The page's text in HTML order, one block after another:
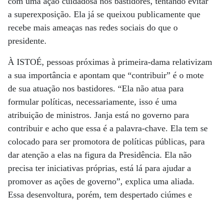
a superexposição. Ela já se queixou publicamente que
recebe mais ameaças nas redes sociais do que o
presidente.
À ISTOÉ, pessoas próximas à primeira-dama relativizam
a sua importância e apontam que “contribuir” é o mote
de sua atuação nos bastidores. “Ela não atua para
formular políticas, necessariamente, isso é uma
atribuição de ministros. Janja está no governo para
contribuir e acho que essa é a palavra-chave. Ela tem se
colocado para ser promotora de políticas públicas, para
dar atenção a elas na figura da Presidência. Ela não
precisa ter iniciativas próprias, está lá para ajudar a
promover as ações de governo”, explica uma aliada.
Essa desenvoltura, porém, tem despertado ciúmes e